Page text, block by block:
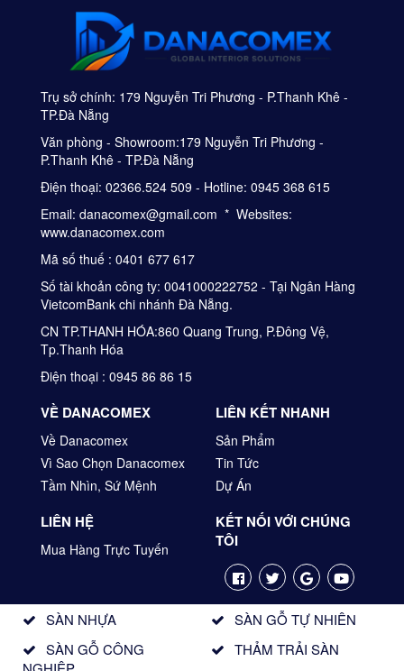
Trụ sở chính: 179 Nguyễn Tri Phương - P.Thanh Khê -
TP.Đà Nẵng
Văn phòng - Showroom:179 Nguyễn Tri Phương -
P.Thanh Khê - TP.Đà Nẵng
Điện thoại: 02366.524 509 - Hotline: 0945 368 615
Email: danacomex@gmail.com * Websites:
www.danacomex.com
Mã số thuế : 0401 677 617
Số tài khoản công ty: 0041000222752 - Tại Ngân Hàng
VietcomBank chi nhánh Đà Nẵng.
CN TP.THANH HÓA:860 Quang Trung, P.Đông Vệ,
Tp.Thanh Hóa
Điện thoại : 0945 86 86 15
VỀ DANACOMEX
Về Danacomex
Vì Sao Chọn Danacomex
Tầm Nhìn, Sứ Mệnh
LIÊN HỆ
Mua Hàng Trực Tuyến
LIÊN KẾT NHANH
Sản Phẩm
Tin Tức
Dự Án
KẾT NỐI VỚI CHÚNG
TÔI
SÀN NHỰA
SÀN GỖ TỰ NHIÊN
SÀN GỖ CÔNG
THẢM TRẢI SÀN